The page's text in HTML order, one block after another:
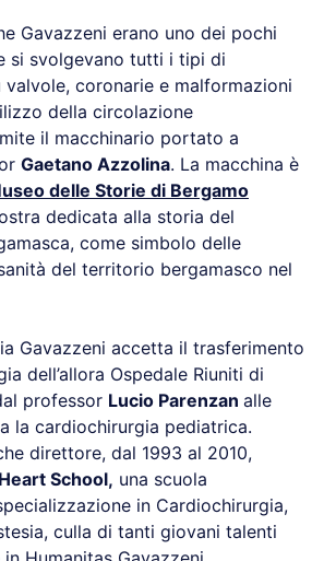
Gavazzeni erano uno dei pochi
si svolgevano tutti i tipi di
coronarie e malformazioni
della circolazione
il macchinario portato a
Gaetano Azzolina. La macchina è
delle Storie di Bergamo
dedicata alla storia del
come simbolo delle
del territorio bergamasco nel
Gavazzeni accetta il trasferimento
dell’allora Ospedale Riuniti di
professor Lucio Parenzan alle
la cardiochirurgia pediatrica.
direttore, dal 1993 al 2010,
School, una scuola
in Cardiochirurgia,
culla di tanti giovani talenti